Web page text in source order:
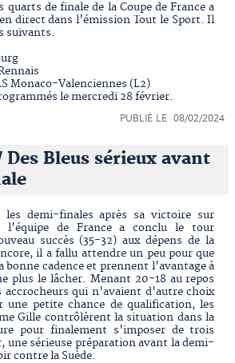
quarts de finale de la Coupe de France a
direct dans l'émission Tout le Sport. Il
suivants.
Monaco-Valenciennes (L2)
le mercredi 28 février.
PUBLIÉ LE 08/02/2024
Bleus sérieux avant
les demi-finales après sa victoire sur
l'équipe de France a conclu le tour
succès (35-32) aux dépens de la
il a fallu attendre un peu pour que
bonne cadence et prennent l'avantage à
plus le lâcher. Menant 20-18 au repos
accrocheurs qui n'avaient d'autre choix
une petite chance de qualification, les
Gille contrôlèrent la situation dans la
pour finalement s'imposer de trois
une sérieuse préparation avant la demi-
contre la Suède.